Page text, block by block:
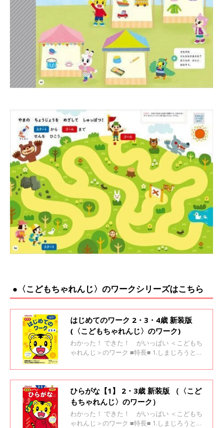
●〈こどもちゃれんじ〉のワークシリーズはこちら
はじめてのワーク 2・3・4歳 新装版
(〈こどもちゃれんじ〉のワーク)
わかった！ できた！ がいっぱい ＜こどもち
ゃれんじ＞のワーク ■特長■ 1.しまじろうと一
場面がいっぱい 3.「わかった！」「できた！」
が自信になります
ひらがな【1】 2・3歳 新装版 （〈こど
もちゃれんじ〉のワーク）
わかった！ できた！ がいっぱい ＜こどもち
ゃれんじ＞のワーク ■特長■ 1.しまじろうと一